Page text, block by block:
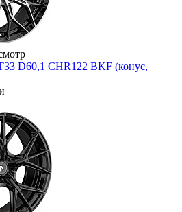
D60,1 CHR122 BKF (конус,